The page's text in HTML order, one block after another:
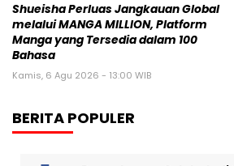
Shueisha Perluas Jangkauan Global
melalui MANGA MILLION, Platform
Manga yang Tersedia dalam 100
Bahasa
Kamis, 6 Agu 2026 - 13:00 WIB
BERITA POPULER